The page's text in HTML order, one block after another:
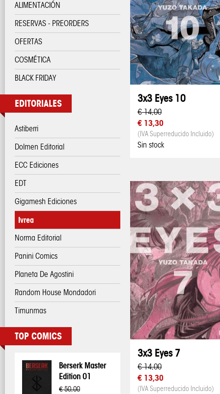
ALIMENTACIÓN
RESERVAS - PREORDERS
OFERTAS
COSMÉTICA
BLACK FRIDAY
EDITORIALES
Astiberri
Dolmen Editorial
ECC Ediciones
EDT
Gigamesh Ediciones
Ivrea
Norma Editorial
Panini Comics
Planeta De Agostini
Random House Mondadori
Timunmas
TOP COMICS
Berserk Master
Edition 01
€ 50,00
3x3 Eyes 10
€ 14,00
€ 13,30
(IVA Superreducido Incluido)
Sin stock
3x3 Eyes 7
€ 14,00
€ 13,30
(IVA Superreducido Incluido)